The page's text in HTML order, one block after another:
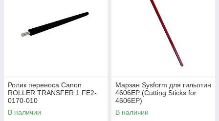
Ролик переноса Canon
ROLLER TRANSFER 1 FE2-
0170-010
В наличии
Марзан Sysform для гильотин
4606EP (Cutting Sticks for
4606EP)
В наличии